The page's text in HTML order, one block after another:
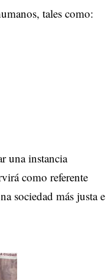
tales como:
una instancia
como referente
sociedad más justa e